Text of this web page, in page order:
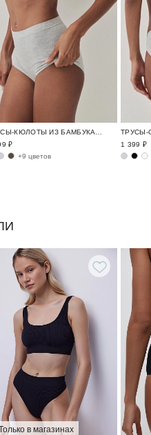
ТРУСЫ-КЮЛОТЫ ИЗ БАМБУКА БЕСШОВНЫЙ БАМБУК / BAMBOO SEAMLESS
₽
+9 цветов
1 399 ₽
в магазинах